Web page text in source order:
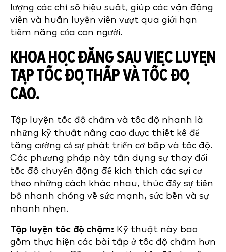
lượng các chỉ số hiệu suất, giúp các vận động
viên và huấn luyện viên vượt qua giới hạn
tiềm năng của con người.
KHOA HỌC ĐẰNG SAU VIỆC LUYỆN
TẬP TỐC ĐỘ THẤP VÀ TỐC ĐỘ
CAO.
Tập luyện tốc độ chậm và tốc độ nhanh là
những kỹ thuật nâng cao được thiết kế để
tăng cường cả sự phát triển cơ bắp và tốc độ.
Các phương pháp này tận dụng sự thay đổi
tốc độ chuyển động để kích thích các sợi cơ
theo những cách khác nhau, thúc đẩy sự tiến
bộ nhanh chóng về sức mạnh, sức bền và sự
nhanh nhẹn.
Tập luyện tốc độ chậm: Kỹ thuật này bao
gồm thực hiện các bài tập ở tốc độ chậm hơn